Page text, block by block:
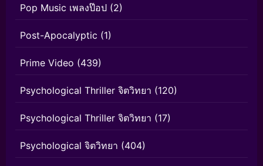
Pop Music เพลงป๊อป (2)
Post-Apocalyptic (1)
Prime Video (439)
Psychological Thriller จิตวิทยา (120)
Psychological Thriller จิตวิทยา (17)
Psychological จิตวิทยา (404)